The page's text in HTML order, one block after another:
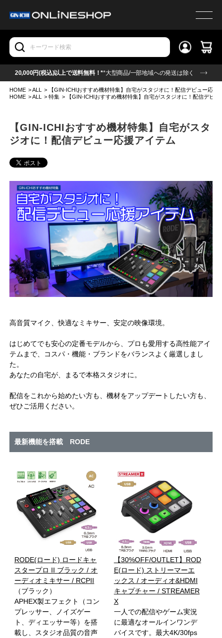
20,000円(税込)以上で送料無料！**大型商品/一部地域への発送は除く
HOME >ALL >
【GIN-ICHIおすすめ機材特集】自宅がスタジオに！配信デビュー応援
HOME >ALL >特集 > 【GIN-ICHIおすすめ機材特集】自宅がスタジオに！配信デビ
【GIN-ICHIおすすめ機材特集】自宅がスタ
ジオに！配信デビュー応援アイテム
高音質マイク、快適なミキサー、安定の映像環境。
はじめてでも安心の定番モデルから、プロも愛用する高性能アイ
テムまで、コスパ・機能・ブランドをバランスよく厳選しまし
た。
あなたの自宅が、まるで本格スタジオに。
配信をこれから始めたい方も、機材をアップデートしたい方も、
ぜひご活用ください。
最新機能を搭載 RODE
RODE(ロード) ロードキャ
スタープロ II ブラック / オ
ーディオミキサー / RCPII
（ブラック）
APHEX製エフェクト（コン
プレッサー、ノイズゲー
ト、ディエッサー等）を搭
載し、スタジオ品質の音声
【30%OFF/OUTLET】ROD
E(ロード) ストリーマーエ
ックス / オーディオ&HDMI
キャプチャー / STREAMER
X
一人での配信やゲーム実況
に最適なオールインワンデ
バイスです。最大4K/30fps